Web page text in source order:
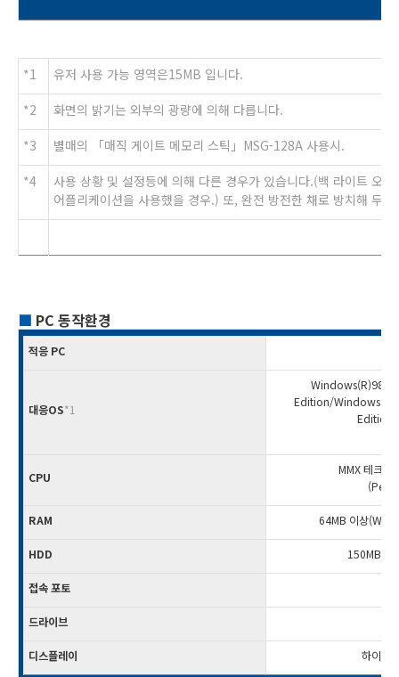
*1
유저 사용 가능 영역은15MB 입니다.
*2
화면의 밝기는 외부의 광량에 의해 다릅니다.
*3
별매의 「매직 게이트 메모리 스틱」MSG-128A 사용시.
*4
사용 상황 및 설정등에 의해 다른 경우가 있습니다.(백 라이트 오
어플리케이션을 사용했을 경우.) 또, 완전 방전한 채로 방치해 두
■ PC 동작환경
적응 PC
대응OS*1
Windows(R)98
Edition/Windows(R)
Edition/
CPU
MMX 테크
RAM 64MB 이상
HDD 150MB 이
접속 포토
드라이브
디스플레이 하이칼